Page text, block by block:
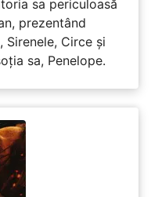
sa periculoasă
prezentând
Sirenele, Circe și
sa, Penelope.